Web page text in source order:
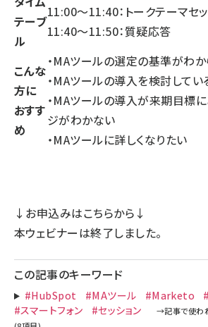
テーブ
ル
11:00～11:40：トークテーマセ
11:40～11:50：質疑応答
こんな
方に
おすす
め
・MAツールの選定の基準がわ
・MAツールの導入を検討してい
・MAツールの導入が来期目標
ジがわかない
・MAツールに詳しくなりたい
↓お申込みはこちらから↓
本ウェビナーは終了しました。
この記事のキーワード
#HubSpot #MAツール #Marketo
#スマートフォン
#セッション